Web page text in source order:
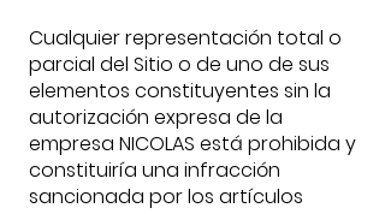
Cualquier representación total o
parcial del Sitio o de uno de sus
elementos constituyentes sin la
autorización expresa de la
empresa NICOLAS está prohibida y
constituiría una infracción
sancionada por los artículos